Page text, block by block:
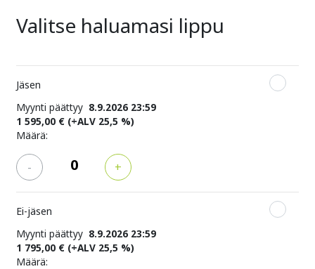
Valitse haluamasi lippu
Jäsen
Myynti päättyy 8.9.2026 23:59
1 595,00 € (+ALV 25,5 %)
Määrä:
- +
Ei-jäsen
Myynti päättyy 8.9.2026 23:59
1 795,00 € (+ALV 25,5 %)
Määrä: